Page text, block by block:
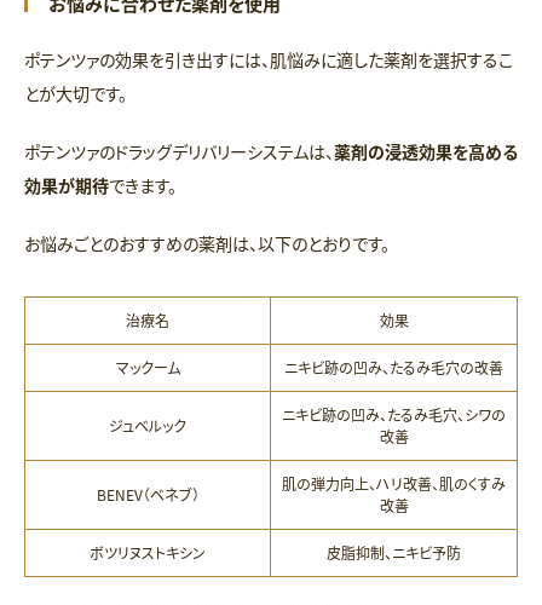
ポテンツァの効果を引き出すには、肌悩みに適した薬剤を選択するこ
とが大切です。
ポテンツァのドラッグデリバリーシステムは、薬剤の浸透効果を高める
効果が期待できます。
お悩みごとのおすすめの薬剤は、以下のとおりです。
治療名 効果
マックーム ニキビ跡の凹み、たるみ毛穴の改善
ジュベルック
ニキビ跡の凹み、たるみ毛穴、シワの
改善
BENEV（ベネブ）
肌の弾力向上、ハリ改善、肌のくすみ
改善
ボツリヌストキシン 皮脂抑制、ニキビ予防